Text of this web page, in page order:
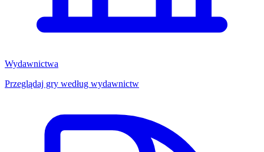
Wydawnictwa
Przeglądaj gry według wydawnictw